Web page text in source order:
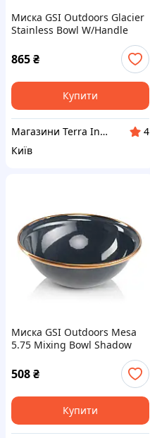
Миска GSI Outdoors Glacier
Stainless Bowl W/Handle
865₴
Купити
Магазини Terra Incognita
4
Київ
Миска GSI Outdoors Mesa
5.75 Mixing Bowl Shadow
508₴
Купити